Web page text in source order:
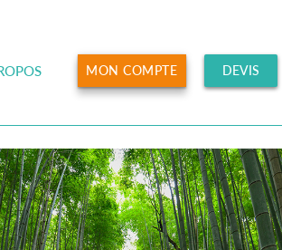
MON COMPTE DEVIS